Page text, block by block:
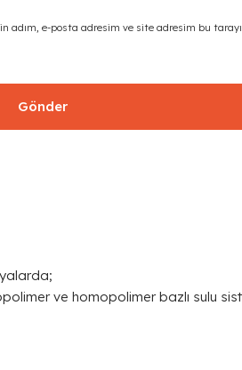
adım, e-posta adresim ve site adresim bu
ve homopolimer bazlı sulu